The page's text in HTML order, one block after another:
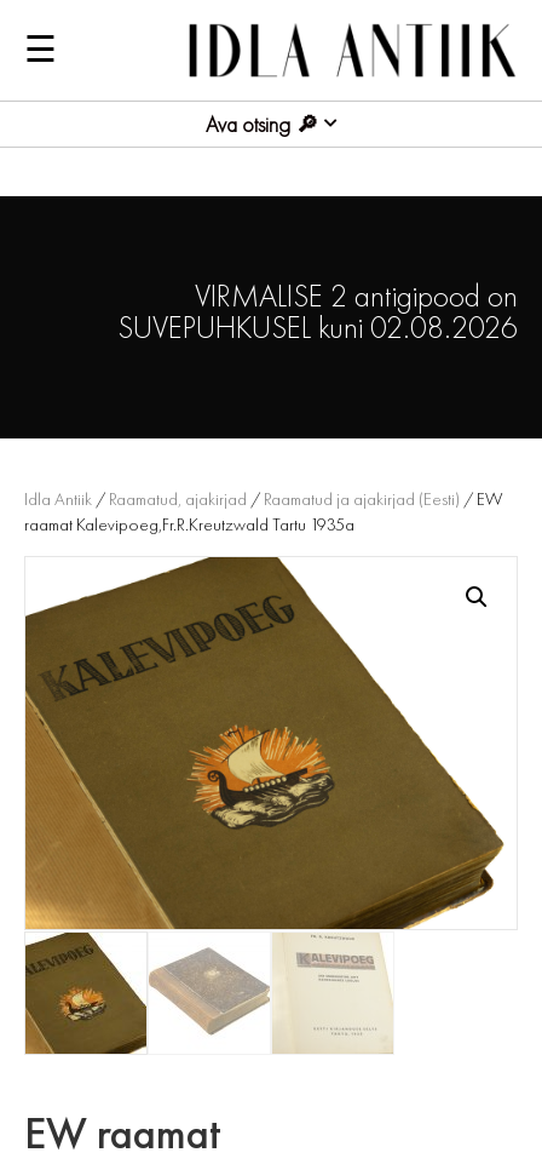
☰
Ava otsing
VIRMALISE 2 antigipood on
SUVEPUHKUSEL kuni 02.08.2026
Idla Antiik / Raamatud, ajakirjad / Raamatud ja ajakirjad (Eesti) / EW
raamat Kalevipoeg,Fr.R.Kreutzwald Tartu 1935a
EW raamat